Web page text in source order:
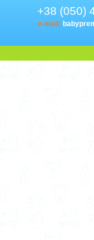
+38 (050)
e-mail: